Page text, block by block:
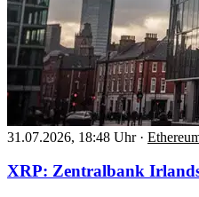
31.07.2026, 18:48 Uhr ·
XRP: Zentralbank